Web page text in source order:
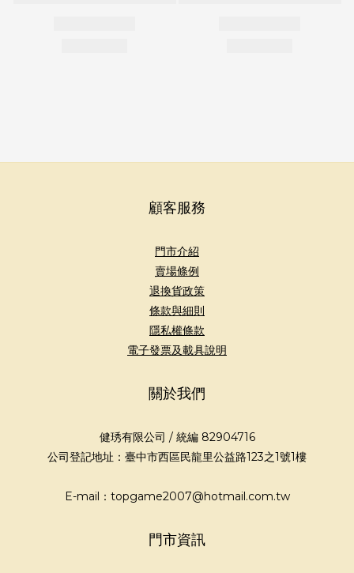
顧客服務
門市介紹
賣場條例
退換貨政策
條款與細則
隱私權條款
電子發票及載具說明
關於我們
健琇有限公司 / 統編 82904716
公司登記地址：臺中市西區民龍里公益路123之1號1樓
E-mail：topgame2007@hotmail.com.tw
門市資訊